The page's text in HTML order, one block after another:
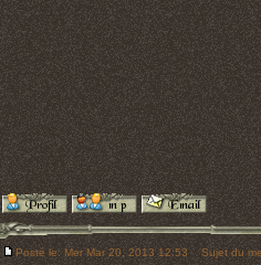
Posté le: Mer Mar 20, 2013 12:53 Sujet du